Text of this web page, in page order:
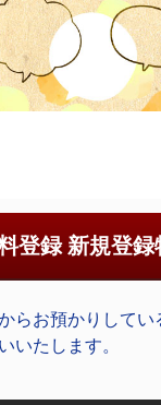
登録 新規登録
らお預かりしてい
いたします。